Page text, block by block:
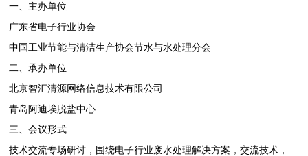
一、主办单位
广东省电子行业协会
中国工业节能与清洁生产协会节水与水处理分会
二、承办单位
北京智汇清源网络信息技术有限公司
青岛阿迪埃脱盐中心
三、会议形式
技术交流专场研讨，围绕电子行业废水处理解决方案，交流技术，